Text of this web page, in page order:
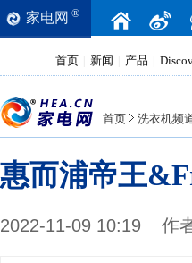
家电网 ®
首页 新闻 产品
首页 洗衣机频
惠而浦帝王
2022-11-09 10:19 作